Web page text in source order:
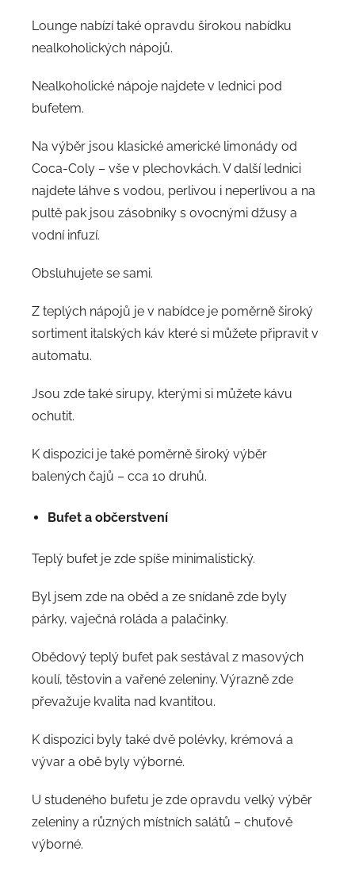
Lounge nabízí také opravdu širokou nabídku
nealkoholických nápojů.
Nealkoholické nápoje najdete v lednici pod
bufetem.
Na výběr jsou klasické americké limonády od
Coca-Coly – vše v plechovkách. V další lednici
najdete láhve s vodou, perlivou i neperlivou a na
pultě pak jsou zásobníky s ovocnými džusy a
vodní infuzí.
Obsluhujete se sami.
Z teplých nápojů je v nabídce je poměrně široký
sortiment italských káv které si můžete připravit v
automatu.
Jsou zde také sirupy, kterými si můžete kávu
ochutit.
K dispozici je také poměrně široký výběr
balených čajů – cca 10 druhů.
Bufet a občerstvení
Teplý bufet je zde spíše minimalistický.
Byl jsem zde na oběd a ze snídaně zde byly
párky, vaječná roláda a palačinky.
Obědový teplý bufet pak sestával z masových
koulí, těstovin a vařené zeleniny. Výrazně zde
převažuje kvalita nad kvantitou.
K dispozici byly také dvě polévky, krémová a
vývar a obě byly výborné.
U studeného bufetu je zde opravdu velký výběr
zeleniny a různých místních salátů – chuťově
výborné.